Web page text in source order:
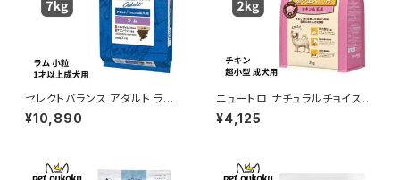
セレクトバランス アダルト ラム
小粒 １才以上の成犬用 7kg
¥10,890
ニュートロ ナチュラルチョイス
チキン＆玄米 超小型犬用 成犬
用 2kg 4562358780097
¥4,125